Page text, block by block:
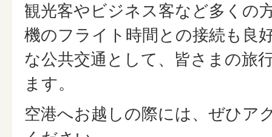
観光客やビジネス客など多くの
機のフライト時間との接続も良
な公共交通として、皆さまの旅
ます。
空港へお越しの際には、ぜひア